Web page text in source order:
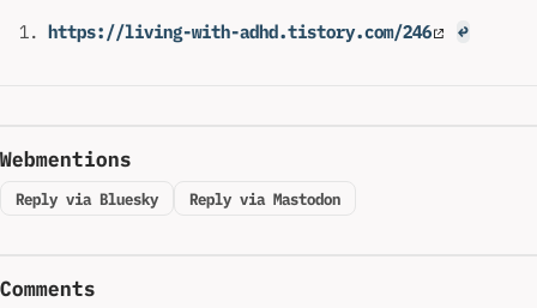
https://living-with-adhd.tistory.com/246 ↩
Webmentions
Reply via Bluesky Reply via Mastodon
Comments